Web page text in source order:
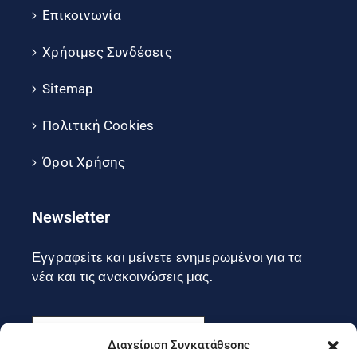
Διαχείριση Συγκατάθεσης
Επικοινωνία
Χρήσιμες Συνδέσεις
Sitemap
Πολιτική Cookies
Όροι Χρήσης
Newsletter
Εγγραφείτε και μείνετε ενημερωμένοι για τα
νέα και τις ανακοινώσεις μας.